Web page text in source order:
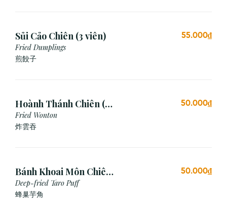
Sủi Cảo Chiên (3 viên)
Fried Dumplings
煎餃子
55.000₫
Hoành Thánh Chiên (3
viên)
Fried Wonton
炸雲吞
50.000₫
Bánh Khoai Môn Chiên
Xù (3 viên)
Deep-fried Taro Puff
蜂巢芋角
50.000₫